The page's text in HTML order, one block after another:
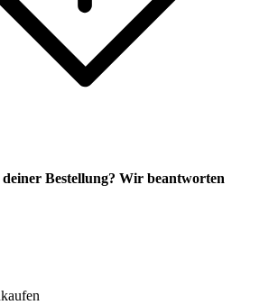
Bestellung? Wir beantworten